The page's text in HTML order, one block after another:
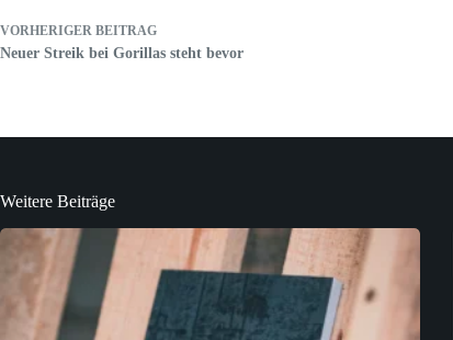
VORHERIGER BEITRAG
Neuer Streik bei Gorillas steht bevor
Weitere Beiträge